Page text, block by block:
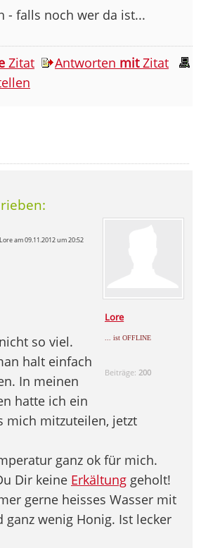
- falls noch wer da ist...
Zitat Antworten mitZitat
Lore
... ist OFFLINE
Beiträge: 200
am 09.11.2012 um 20:52
so viel.
halt einfach
In meinen
hatte ich ein
mich mitzuteilen, jetzt
ganz ok für mich.
Dir keine Erkältung geholt!
gerne heisses Wasser mit
ganz wenig Honig. Ist lecker